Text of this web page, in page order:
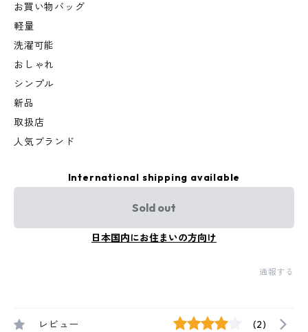
お買い物バッグ
軽量
洗濯可能
おしゃれ
シンプル
新品
取扱店
人気ブランド
International shipping available
Sold out
日本国内にお住まいの方向け
通報する
レビュー (2)